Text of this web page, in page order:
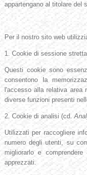
appartengano al titolare del
Per il nostro sito web
1. Cookie di sessione
Questi cookie sono
consentono la
l'accesso alla relativa
diverse funzioni presenti
2. Cookie di analisi (cd.
Utilizzati per raccogliere
numero degli utenti, su
migliorarlo e
apprezzati.